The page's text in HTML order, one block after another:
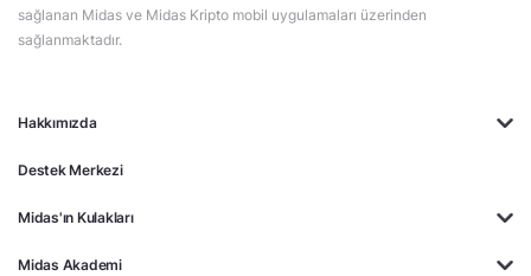
Hakkımızda
Destek Merkezi
Midas'ın Kulakları
Midas Akademi
sağlanan Midas ve Midas Kripto mobil uygulamaları üzerinden
sağlanmaktadır.